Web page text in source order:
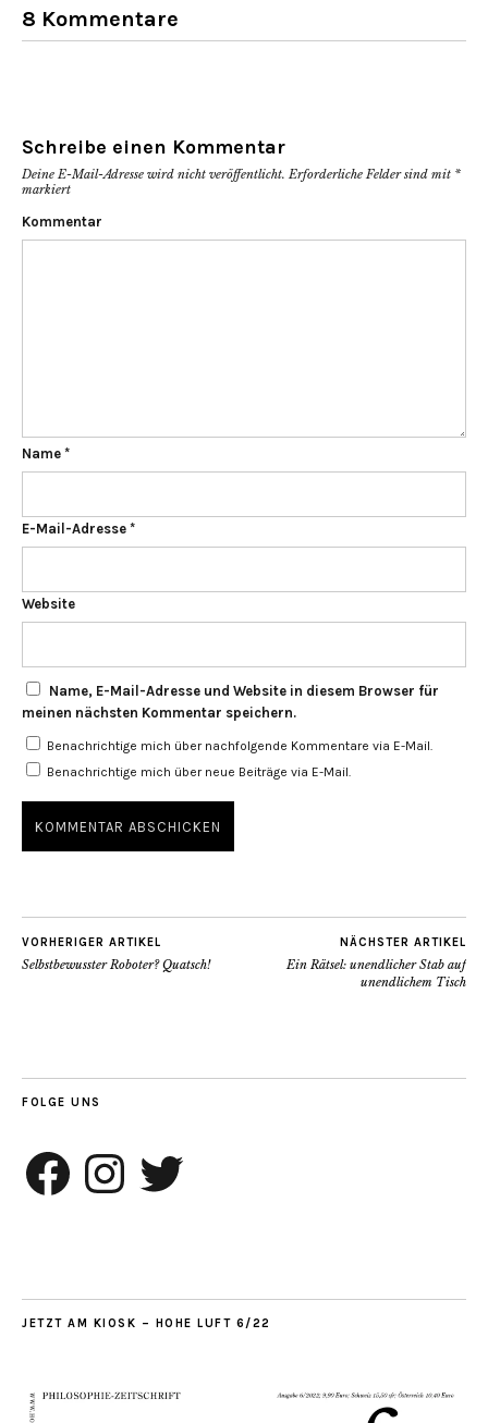
8 Kommentare
Schreibe einen Kommentar
Deine E-Mail-Adresse wird nicht veröffentlicht. Erforderliche Felder sind mit *
markiert
Kommentar
Name *
E-Mail-Adresse *
Website
Name, E-Mail-Adresse und Website in diesem Browser für
meinen nächsten Kommentar speichern.
Benachrichtige mich über nachfolgende Kommentare via E-Mail.
Benachrichtige mich über neue Beiträge via E-Mail.
VORHERIGER ARTIKEL
Selbstbewusster Roboter? Quatsch!
NÄCHSTER ARTIKEL
Ein Rätsel: unendlicher Stab auf
unendlichem Tisch
FOLGE UNS
Facebook InstagramTwitter
JETZT AM KIOSK – HOHE LUFT 6/22